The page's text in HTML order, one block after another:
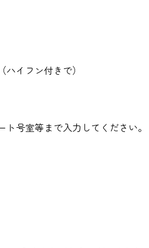
イフン付きで）
号室等まで入力してください。